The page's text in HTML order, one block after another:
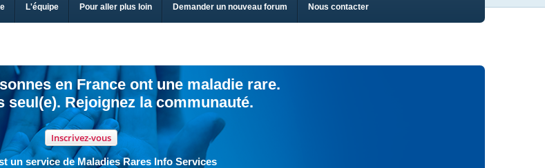
L'équipe Pour aller plus loin Demander un nouveau forum Nous contacter
en France ont une maladie rare.
seul(e). Rejoignez la communauté.
Inscrivez-vous
un service de Maladies Rares Info Services